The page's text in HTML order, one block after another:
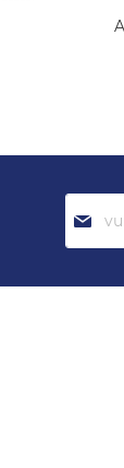
je
op